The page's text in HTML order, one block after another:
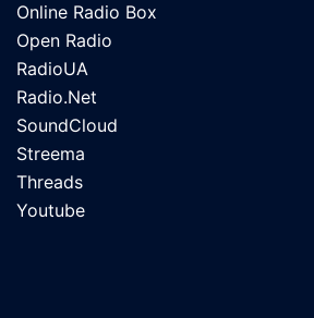
Online Radio Box
Open Radio
RadioUA
Radio.Net
SoundCloud
Streema
Threads
Youtube